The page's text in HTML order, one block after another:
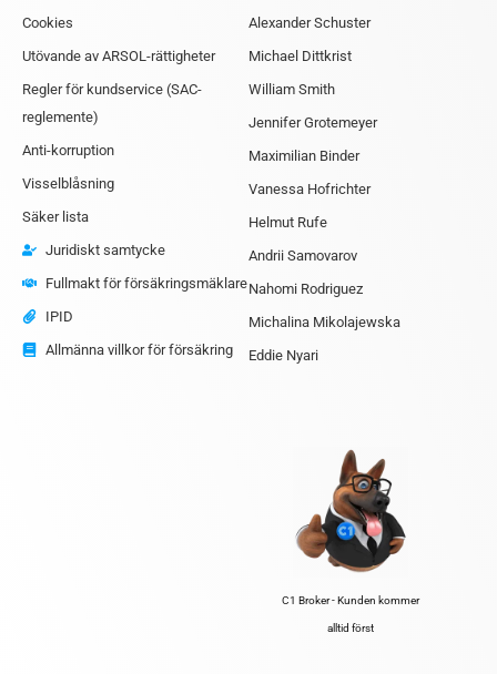
Cookies
Utövande av ARSOL-rättigheter
Regler för kundservice (SAC-
reglemente)
Anti-korruption
Visselblåsning
Säker lista
Juridiskt samtycke
Fullmakt för försäkringsmäklare
IPID
Allmänna villkor för försäkring
Alexander Schuster
Michael Dittkrist
William Smith
Jennifer Grotemeyer
Maximilian Binder
Vanessa Hofrichter
Helmut Rufe
Andrii Samovarov
Nahomi Rodriguez
Michalina Mikolajewska
Eddie Nyari
C1 Broker - Kunden kommer
alltid först